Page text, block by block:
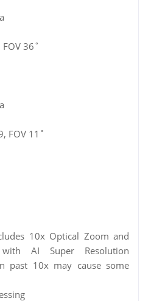
36˚
FOV 11˚
10x Optical Zoom and
AI Super Resolution
past 10x may cause some